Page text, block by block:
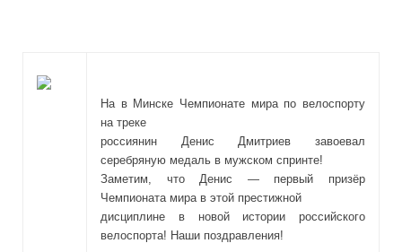
На в Минске Чемпионате мира по велоспорту
на треке
россиянин Денис Дмитриев завоевал
серебряную медаль в мужском спринте!
Заметим, что Денис — первый призёр
Чемпионата мира в этой престижной
дисциплине в новой истории российского
велоспорта! Наши поздравления!